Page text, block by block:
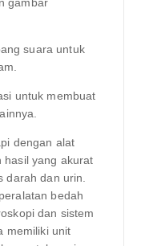
suara untuk
untuk membuat
dengan alat
hasil yang akurat
darah dan urin.
bedah
dan sistem
memiliki unit